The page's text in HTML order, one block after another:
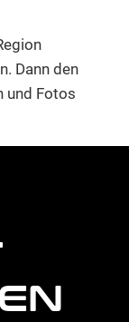
Dann den
und Fotos